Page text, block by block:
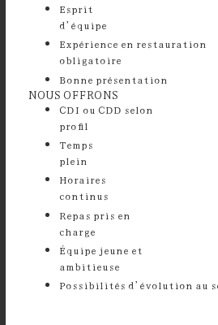
Esprit
Expérience en restauration
⁠Bonne présentation
NOUS OFFRONS
CDI ou CDD selon
Temps
Horaires
Repas pris en
⁠Équipe jeune et
Possibilités d’évolution au